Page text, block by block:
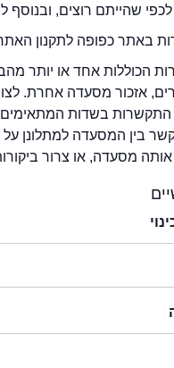
לכפי שהייתם רוצים,
באתר כפופה לתקנון
הכוללות אחד או יותר
אזכור מסעדה אחרת.
בשדות המתאימים.
בין המסעדה למתלונן
אותה מסעדה, או צרור